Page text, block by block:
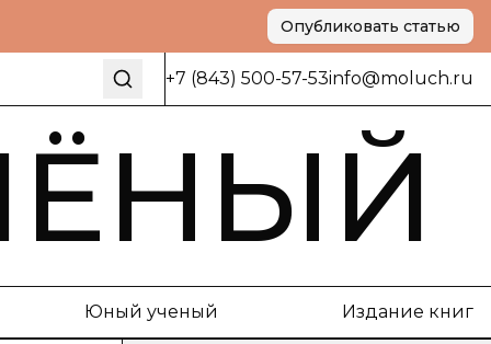
Опубликовать статью
+7 (843) 500-57-53info@moluch.ru
Юный ученый Издание книг